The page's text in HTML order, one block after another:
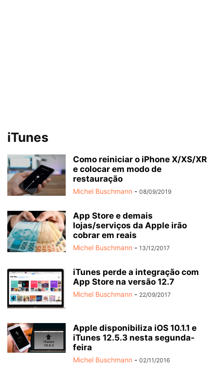
iTunes
Como reiniciar o iPhone X/XS/XR
e colocar em modo de
restauração
Michel Buschmann - 08/09/2019
App Store e demais
lojas/serviços da Apple irão
cobrar em reais
Michel Buschmann - 13/12/2017
iTunes perde a integração com
App Store na versão 12.7
Michel Buschmann - 22/09/2017
Apple disponibiliza iOS 10.1.1 e
iTunes 12.5.3 nesta segunda-
feira
Michel Buschmann - 02/11/2016